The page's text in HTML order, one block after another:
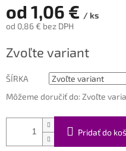
od 1,06 € / ks
od 0,86 € bez DPH
cena:
Zvoľte variant
ŠÍRKA
Môžeme doručiť do: Zvoľte
Pridať do